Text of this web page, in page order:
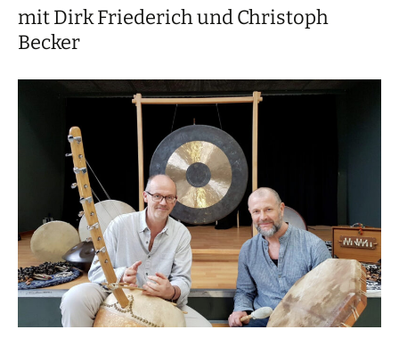
mit Dirk Friederich und Christoph
Becker